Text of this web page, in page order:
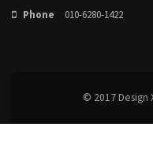
Phone
010-6280-1422
© 2017 Design